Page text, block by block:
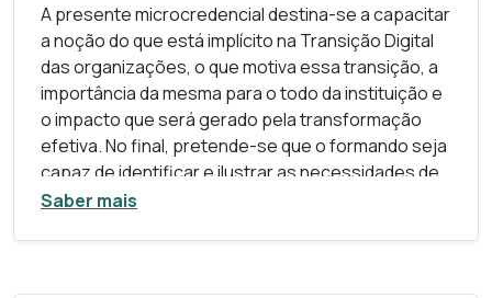
A presente microcredencial destina-se a capacitar
a noção do que está implícito na Transição Digital
das organizações, o que motiva essa transição, a
importância da mesma para o todo da instituição e
o impacto que será gerado pela transformação
efetiva. No final, pretende-se que o formando seja
capaz de identificar e ilustrar as necessidades de
inovação digital que estão adjacentes ao mundo
Saber mais